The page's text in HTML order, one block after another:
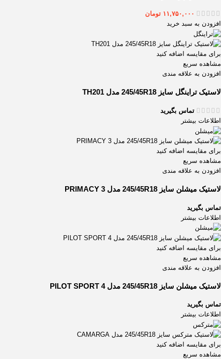
۱۱,۷۵۰,۰۰۰ تومان
افزودن به سبد خرید
برای مقایسه اضافه کنید
مشاهده سریع
افزودن به علاقه مندی
لاستیک تراینگل سایز 245/45R18 مدل TH201
تماس بگیرید
اطلاعات بیشتر
برای مقایسه اضافه کنید
مشاهده سریع
افزودن به علاقه مندی
لاستیک میشلن سایز 245/45R18 مدل PRIMACY 3
تماس بگیرید
اطلاعات بیشتر
برای مقایسه اضافه کنید
مشاهده سریع
افزودن به علاقه مندی
لاستیک میشلن سایز 245/45R18 مدل PILOT SPORT 4
تماس بگیرید
اطلاعات بیشتر
برای مقایسه اضافه کنید
مشاهده سریع